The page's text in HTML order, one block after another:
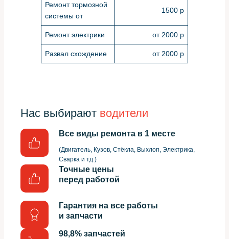
Ремонт тормозной
системы от
1500 р
Ремонт электрики от 2000 р
Развал схождение от 2000 р
Нас выбирают водители
Все виды ремонта в 1 месте
(Двигатель, Кузов, Стёкла, Выхлоп, Электрика,
Сварка и тд.)
Точные цены
перед работой
Гарантия на все работы
и запчасти
98,8% запчастей